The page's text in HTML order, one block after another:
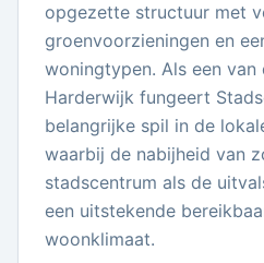
opgezette structuur met
groenvoorzieningen en
woningtypen. Als een
Harderwijk fungeert
belangrijke spil in de
waarbij de nabijheid van
stadscentrum als de
een uitstekende
woonklimaat.